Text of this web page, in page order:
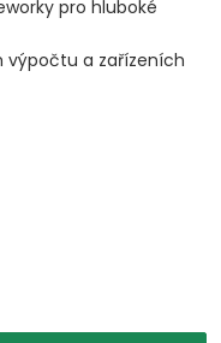
pro hluboké
výpočtu a zařízeních